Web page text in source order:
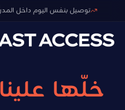
توصيل بنفس اليوم داخل المدن
خلّها علينا